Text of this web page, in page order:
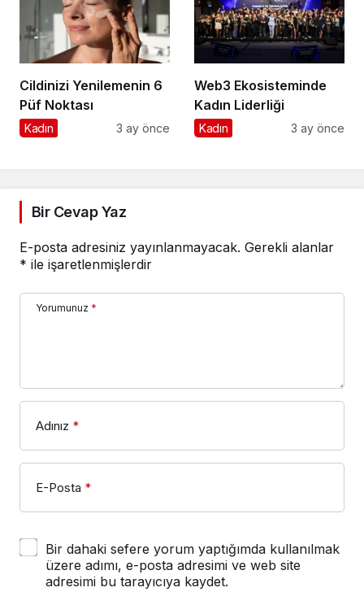
Cildinizi Yenilemenin 6
Püf Noktası
Kadın 3 ay önce
Web3 Ekosisteminde
Kadın Liderliği
Kadın 3 ay önce
Bir Cevap Yaz
E-posta adresiniz yayınlanmayacak. Gerekli alanlar
* ile işaretlenmişlerdir
Yorumunuz *
Adınız *
E-Posta *
Bir dahaki sefere yorum yaptığımda kullanılmak
üzere adımı, e-posta adresimi ve web site
adresimi bu tarayıcıya kaydet.